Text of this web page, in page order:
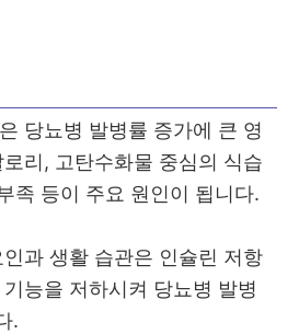
당뇨병 발병률 증가에 큰 영
리, 고탄수화물 중심의 식습
족 등이 주요 원인이 됩니다.
과 생활 습관은 인슐린 저항
능을 저하시켜 당뇨병 발병
.